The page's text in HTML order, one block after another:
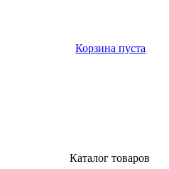
Корзина пуста
Каталог товаров